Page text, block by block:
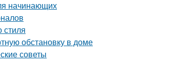
начинающих
стиля
обстановку в доме
советы